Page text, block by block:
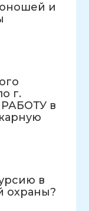
и
г.
в
в
охраны?